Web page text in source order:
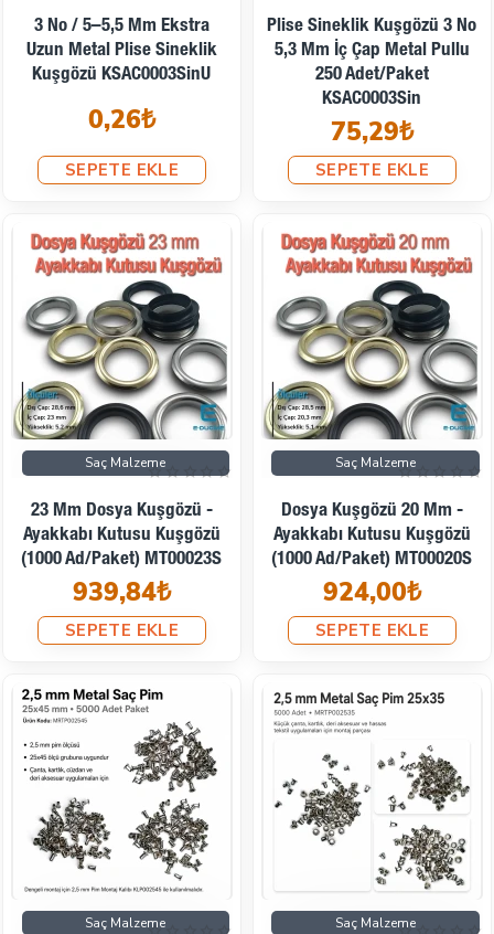
3 No / 5–5,5 Mm Ekstra
Uzun Metal Plise Sineklik
Kuşgözü KSAC0003SinU
0,26₺
SEPETE EKLE
Plise Sineklik Kuşgözü 3 No
5,3 Mm İç Çap Metal Pullu
250 Adet/Paket
KSAC0003Sin
75,29₺
SEPETE EKLE
Saç Malzeme
23 Mm Dosya Kuşgözü -
Ayakkabı Kutusu Kuşgözü
(1000 Ad/Paket) MT00023S
939,84₺
SEPETE EKLE
Saç Malzeme
Dosya Kuşgözü 20 Mm -
Ayakkabı Kutusu Kuşgözü
(1000 Ad/Paket) MT00020S
924,00₺
SEPETE EKLE
Saç Malzeme Saç Malzeme